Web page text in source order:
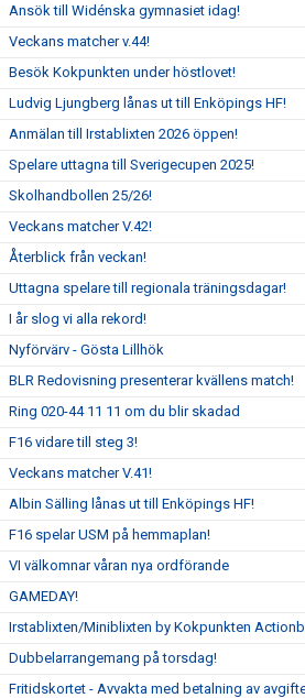
Ansök till Widénska gymnasiet idag!
Veckans matcher v.44!
Besök Kokpunkten under höstlovet!
Ludvig Ljungberg lånas ut till Enköpings HF!
Anmälan till Irstablixten 2026 öppen!
Spelare uttagna till Sverigecupen 2025!
Skolhandbollen 25/26!
Veckans matcher V.42!
Återblick från veckan!
Uttagna spelare till regionala träningsdagar!
I år slog vi alla rekord!
Nyförvärv - Gösta Lillhök
BLR Redovisning presenterar kvällens match!
Ring 020-44 11 11 om du blir skadad
F16 vidare till steg 3!
Veckans matcher V.41!
Albin Sälling lånas ut till Enköpings HF!
F16 spelar USM på hemmaplan!
VI välkomnar våran nya ordförande
GAMEDAY!
Irstablixten/Miniblixten by Kokpunkten
Dubbelarrangemang på torsdag!
Fritidskortet - Avvakta med betalning av